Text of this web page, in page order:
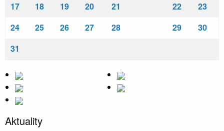
17
18 19 20 21 22
23
24
25 26 27 28 29
30
31
Aktuality